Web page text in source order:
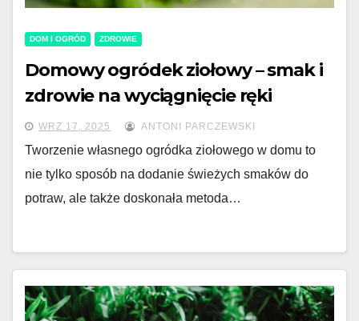
DOM I OGRÓD ZDROWIE
Domowy ogródek ziołowy – smak i
zdrowie na wyciągnięcie ręki
WRZ 17, 2025 ANTONI PARCZEWSKI
Tworzenie własnego ogródka ziołowego w domu to
nie tylko sposób na dodanie świeżych smaków do
potraw, ale także doskonała metoda…